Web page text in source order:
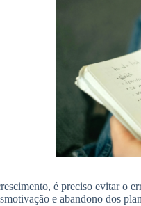
é preciso evitar o
e abandono dos